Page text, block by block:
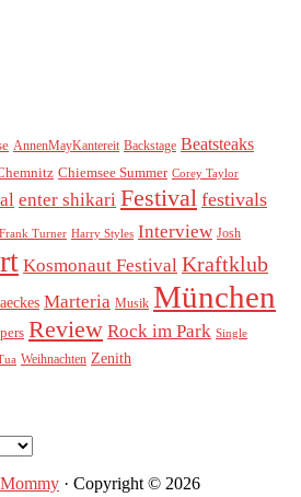
AnnenMayKantereit Backstage Beatsteaks
Chiemsee Summer Corey Taylor
enter shikari Festival festivals
Frank Turner Harry Styles Interview Josh
Kosmonaut Festival Kraftklub
Marteria Musik München
Review Rock im Park Single
Weihnachten Zenith
· Copyright © 2026